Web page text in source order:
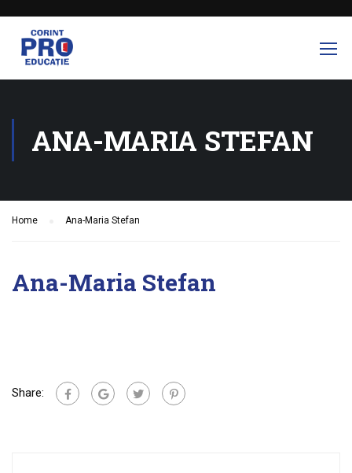
ANA-MARIA STEFAN
Home Ana-Maria Stefan
Ana-Maria Stefan
Share: